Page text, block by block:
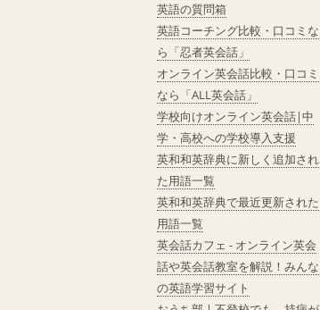
英語の質問箱
英語コーチング比較・口コミな
ら「忍者英会話」
オンライン英会話比較・口コミ
なら「ALL英会話」
学校向けオンライン英会話|中
学・高校への学校導入支援
英和和英辞典に新しく追加され
た用語一覧
英和和英辞典で最近更新された
用語一覧
英会話カフェ - オンライン英会
話や英会話教室を解説！みんな
の英語学習サイト